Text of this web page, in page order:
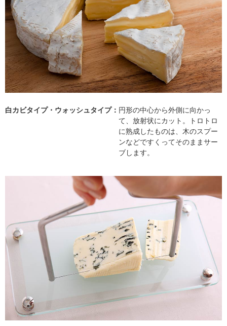
白カビタイプ・ウォッシュタイプ： 円形の中心から外側に向かっ
て、放射状にカット。トロトロ
に熟成したものは、木のスプー
ンなどですくってそのままサー
ブします。